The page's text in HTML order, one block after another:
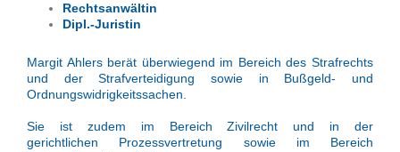
Rechtsanwältin
Dipl.-Juristin
Margit Ahlers berät überwiegend im Bereich des Strafrechts
und der Strafverteidigung sowie in Bußgeld- und
Ordnungswidrigkeitssachen.
Sie ist zudem im Bereich Zivilrecht und in der
gerichtlichen Prozessvertretung sowie im Bereich